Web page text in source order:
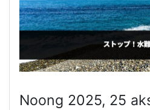
Noong 2025, 25